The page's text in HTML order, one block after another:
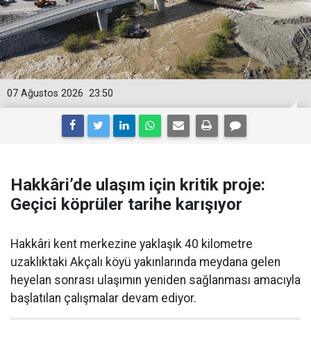
23:50
07 Ağustos 2026
Hakkâri’de ulaşım için kritik proje:
Geçici köprüler tarihe karışıyor
Hakkâri kent merkezine yaklaşık 40 kilometre
uzaklıktaki Akçalı köyü yakınlarında meydana gelen
heyelan sonrası ulaşımın yeniden sağlanması amacıyla
başlatılan çalışmalar devam ediyor.